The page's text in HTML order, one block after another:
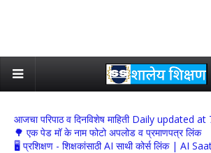
आजचा परिपाठ व दिनविशेष माहिती Daily updated
🌳 एक पेड मॉ के नाम फोटो अपलोड व प्रमाणपत्र लिंक
🖥 प्रशिक्षण - शिक्षकांसाठी AI साथी कोर्स लिंक | AI